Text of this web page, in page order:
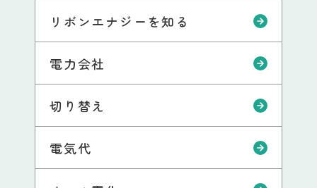
リボンエナジーを知る
電力会社
切り替え
電気代